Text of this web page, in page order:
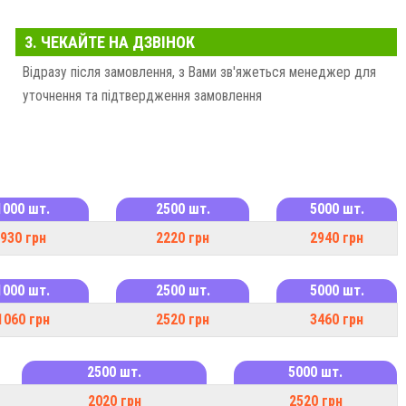
візитівка.
змішуванню в різних пропорціях чотирьох кольорів фарби:
застосовуються металізовані види фарб.
СПОСОБУ ДРУКУ
картонні та інші види візитки.
3. ЧЕКАЙТЕ НА ДЗВІНОК
Відразу після замовлення, з Вами зв'яжеться менеджер для
уточнення та підтвердження замовлення
шт. 2500 шт.
5000 шт.
930 грн 2220 грн 2940 грн
шт. 2500 шт.
5000 шт.
грн 2520 грн 3460 грн
2500 шт.
5000 шт.
2020 грн 2520 грн